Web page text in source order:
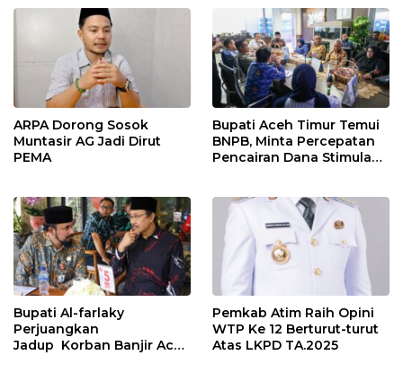
ARPA Dorong Sosok
Muntasir AG Jadi Dirut
PEMA
Bupati Aceh Timur Temui
BNPB, Minta Percepatan
Pencairan Dana Stimulan
Bupati Al-farlaky
Perjuangkan
Jadup Korban Banjir Aceh
Pemkab Atim Raih Opini
WTP Ke 12 Berturut-turut
Atas LKPD TA.2025